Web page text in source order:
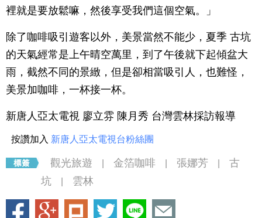
裡就是要放鬆嘛，然後享受我們這個空氣。」
除了咖啡吸引遊客以外，美景當然不能少，夏季 古坑
的天氣經常是上午晴空萬里，到了午後就下起傾盆大
雨，截然不同的景緻，但是卻相當吸引人，也難怪，
美景加咖啡，一杯接一杯。
新唐人亞太電視 廖立雰 陳月秀 台灣雲林採訪報導
按讚加入 新唐人亞太電視台粉絲團
觀光旅遊 金箔咖啡 張娜芳
古
坑
雲林